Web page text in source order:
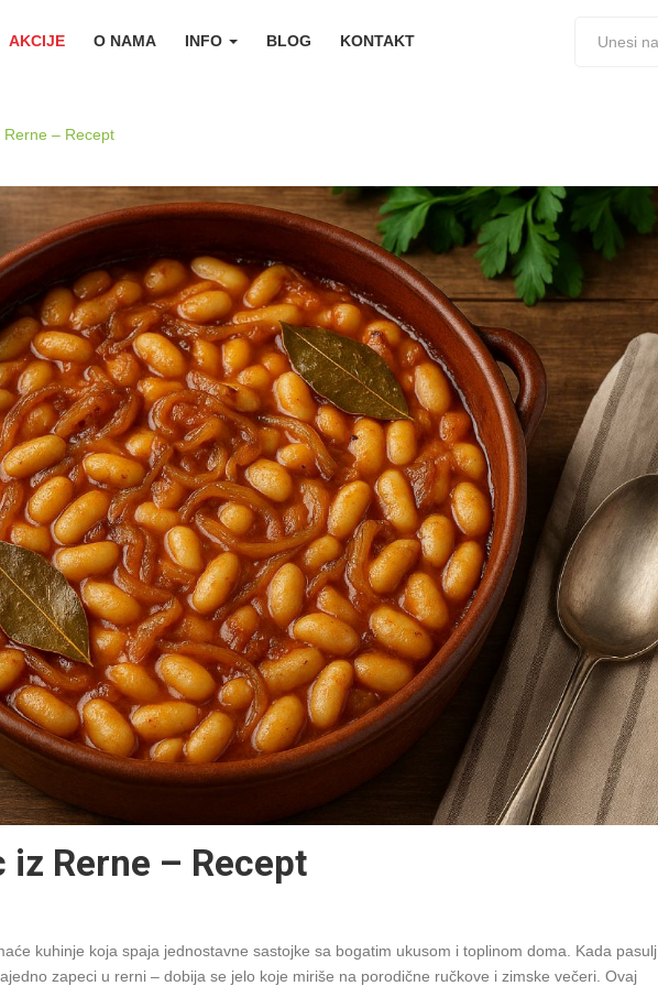
AKCIJE O NAMA INFO BLOG KONTAKT
Rerne – Recept
iz Rerne – Recept
kuhinje koja spaja jednostavne sastojke sa bogatim ukusom i toplinom doma. Kada pasulj
zapeci u rerni – dobija se jelo koje miriše na porodične ručkove i zimske večeri. Ovaj